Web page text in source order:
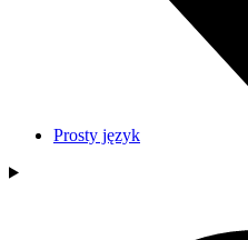
Prosty język